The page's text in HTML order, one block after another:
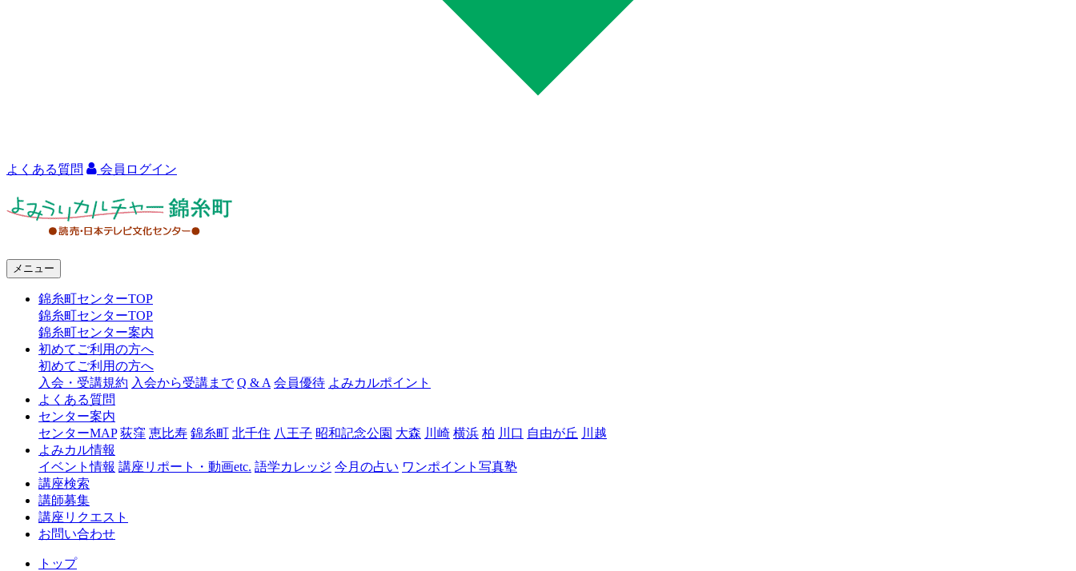
よくある質問 会員ログイン
ャ
錦
糸
メニュー
錦糸町センターTOP
錦糸町センターTOP
錦糸町センター案内
初めてご利用の方へ
初めてご利用の方へ
入会・受講規約 入会から受講まで Q & A 会員優待 よみカルポイント
よくある質問
センター案内
センターMAP 荻窪 恵比寿 錦糸町 北千住 八王子 昭和記念公園 大森 川崎 横浜 柏 川口 自由が丘 川越
よみカル情報
イベント情報 講座リポート・動画etc. 語学カレッジ 今月の占い ワンポイント写真塾
講座検索
講師募集
講座リクエスト
お問い合わせ
トップ